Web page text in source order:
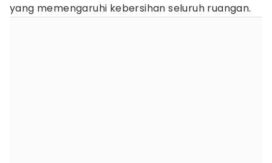
yang memengaruhi kebersihan seluruh ruangan.